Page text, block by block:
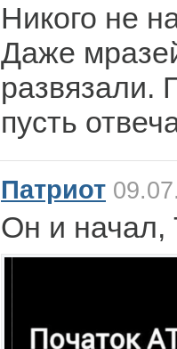
Никого не
Даже
развязали.
пусть
Патриот
Он и начал,